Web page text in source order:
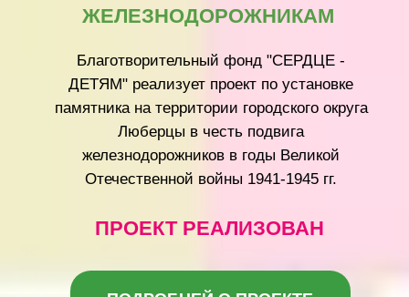
Благотворительный фонд «СЕРДЦЕ —
ДЕТЯМ» взял под своё крыло
восстановление жемчужины Ярославской
«Мы хотим, чтобы дети, которым мы
в стране, где гордятся своей историей, где
восстановлены храмы и жива память о
ДЕСЯТЬ СЕСТЁР ПРОТИВ
ПЯТИ ВЕКОВ ЗАБВЕНИЯ